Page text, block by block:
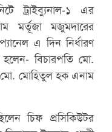
ট্রাইব্যুনাল-১ এর
মর্তূজা মজুমদারের
এ দিন নির্ধারণ
হলেন- বিচারপতি মো.
মোহিতুল হক এনাম
চিফ প্রসিকিউটর